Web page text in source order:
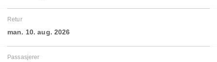
Retur
man. 10. aug. 2026
Passasjerer